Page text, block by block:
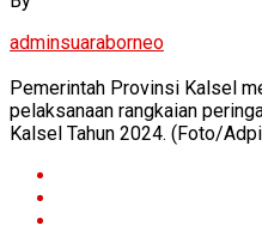
adminsuaraborneo
Pemerintah Provinsi Kalsel
pelaksanaan rangkaian
Kalsel Tahun 2024. (Foto/